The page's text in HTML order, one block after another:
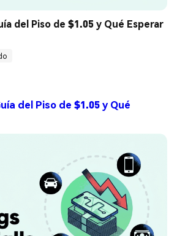
del Piso de $1.05 y Qué Esperar
del Piso de $1.05 y Qué